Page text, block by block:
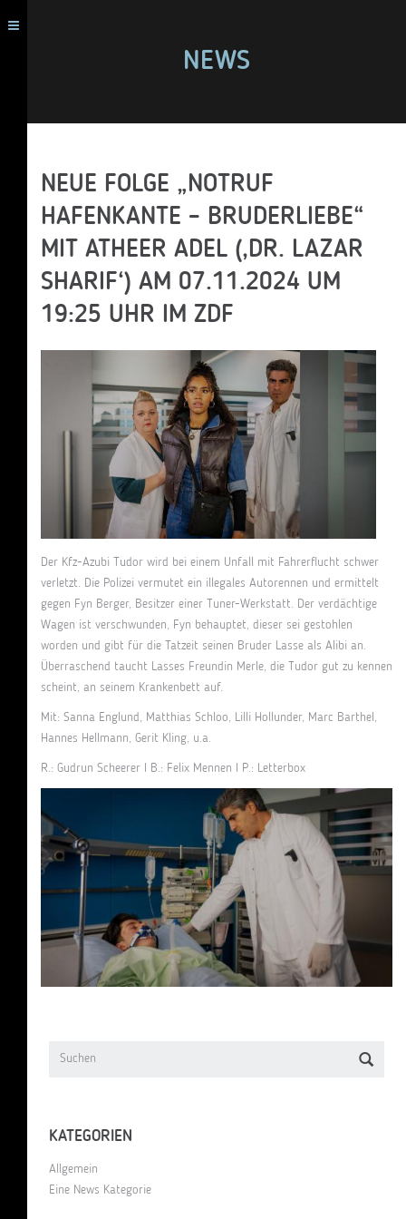
NEWS
NEUE FOLGE „NOTRUF
HAFENKANTE – BRUDERLIEBE“
MIT ATHEER ADEL (‚DR. LAZAR
SHARIF‘) AM 07.11.2024 UM
19:25 UHR IM ZDF
Der Kfz-Azubi Tudor wird bei einem Unfall mit Fahrerflucht schwer
verletzt. Die Polizei vermutet ein illegales Autorennen und ermittelt
gegen Fyn Berger, Besitzer einer Tuner-Werkstatt. Der verdächtige
Wagen ist verschwunden, Fyn behauptet, dieser sei gestohlen
worden und gibt für die Tatzeit seinen Bruder Lasse als Alibi an.
Überraschend taucht Lasses Freundin Merle, die Tudor gut zu kennen
scheint, an seinem Krankenbett auf.
Mit: Sanna Englund, Matthias Schloo, Lilli Hollunder, Marc Barthel,
Hannes Hellmann, Gerit Kling, u.a.
R.: Gudrun Scheerer I B.: Felix Mennen I P.: Letterbox
KATEGORIEN
Allgemein
Eine News Kategorie